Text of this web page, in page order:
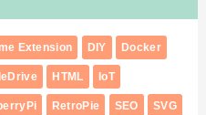
Extension DIY Docker
HTML IoT
RetroPie SEO SVG